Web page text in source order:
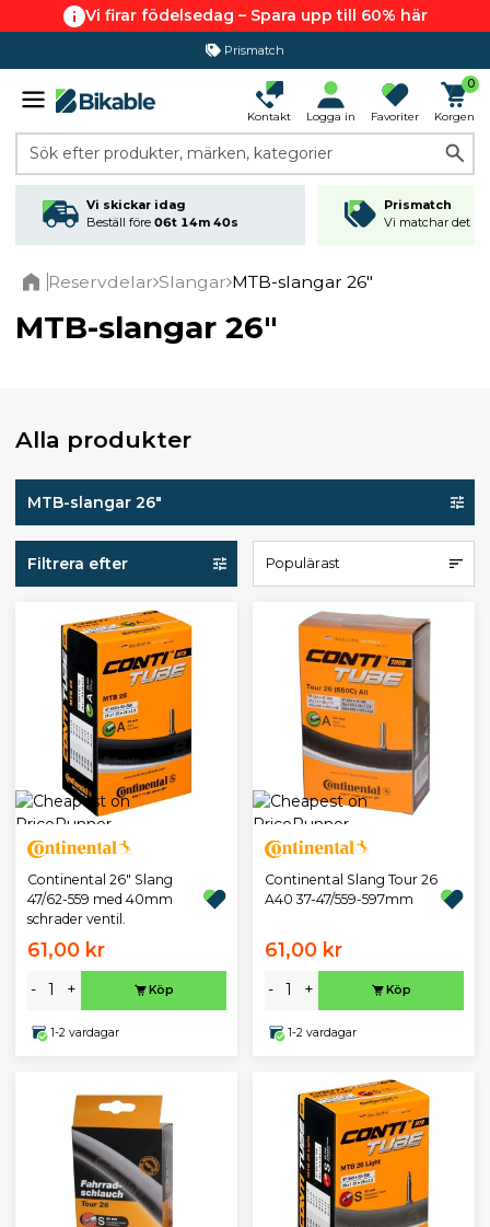
Vi firar födelsedag – Spara upp till 60% här
365 dagars öppet köp
Kontakt Logga in Favoriter
0
Korgen
Sök efter produkter, märken, kategorier
Vi skickar idag
Beställ före 06t 14m 39s
Prismatch
Vi matchar det
Reservdelar Slangar MTB-slangar 26"
MTB-slangar 26"
Alla produkter
MTB-slangar 26"
Filtrera efter Populärast
Continental 26" Slang
47/62-559 med 40mm
schrader ventil.
61,00 kr
- + Köp
1-2 vardagar
Continental Slang Tour 26
A40 37-47/559-597mm
61,00 kr
- + Köp
1-2 vardagar